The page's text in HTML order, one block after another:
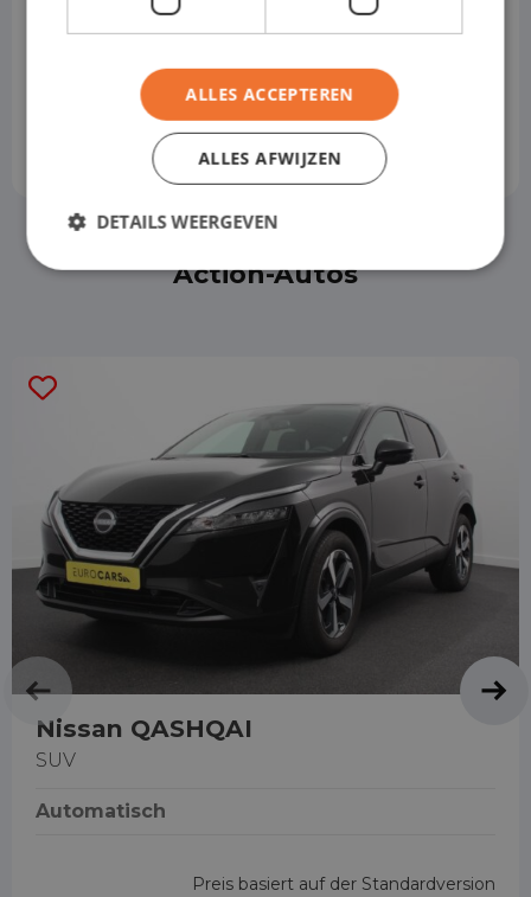
Action-Autos
Nissan QASHQAI
SUV
Automatisch
Preis basiert auf der Standardversion
ALLES ACCEPTEREN
ALLES AFWIJZEN
DETAILS WEERGEVEN